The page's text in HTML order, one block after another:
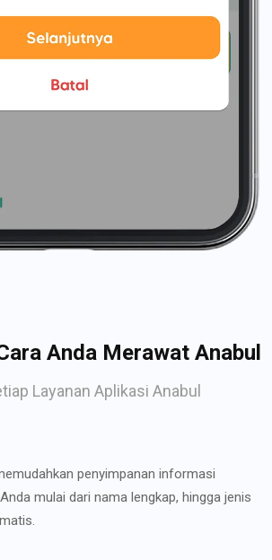
Anda Merawat Anabul
Layanan Aplikasi Anabul
penyimpanan informasi
mulai dari nama lengkap, hingga jenis